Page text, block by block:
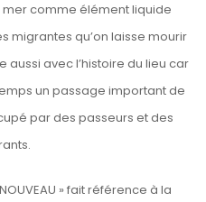
mer comme élément liquide
migrantes qu’on laisse mourir
aussi avec l’histoire du lieu car
un passage important de
par des passeurs et des
» fait référence à la